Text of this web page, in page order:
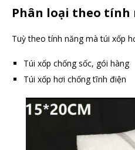
Phân loại theo tính
Tuỳ theo tính năng mà túi xốp
Túi xốp chống sốc, gói hàng
Túi xốp hơi chống tĩnh điện